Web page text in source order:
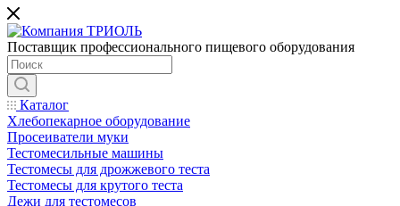
Поставщик профессионального пищевого оборудования
Каталог
Хлебопекарное оборудование
Просеиватели муки
Тестомесильные машины
Тестомесы для дрожжевого теста
Тестомесы для крутого теста
Дежи для тестомесов